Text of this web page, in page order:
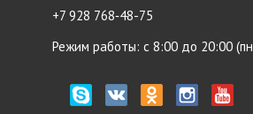
+7 928 768‑48-75
Режим работы: с 8:00 до 20:00